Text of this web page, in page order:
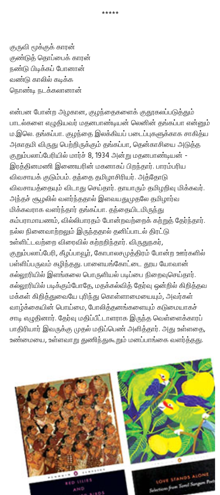
*****
குருவி மூக்குக் காரன்
குண்டுத் தொப்பைக் காரன்
நண்டு பிடிக்கப் போனான்
வண்டு காலில் கடிக்க
நொண்டி நடக்கலானான்
என்பன போன்ற அழகான, குழந்தைகளைக் குதூகலப்படுத்தும்
பாடல்களை எழுதியவர் மதனபாண்டியன் லெனின் தங்கப்பா என்னும்
ம.இலெ. தங்கப்பா. குழந்தை இலக்கியப் படைப்புகளுக்காக சாகித்ய
அகாதமி விருது பெற்றிருக்கும் தங்கப்பா, தென்காசியை அடுத்த
குறும்பலாப்பேரியில் மார்ச் 8, 1934 அன்று மதனபாண்டியன் -
இரத்தினமணி இணையரின் மகனாகப் பிறந்தார். பாரம்பரிய
விவசாயக் குடும்பம். தந்தை தமிழாசிரியர். அத்தோடு
விவசாயத்தையும் விடாது செய்தார். தாயாரும் தமிழறிவு மிக்கவர்.
அந்தச் சூழலில் வளர்ந்ததால் இளவயதுமுதலே தமிழார்வ
மிக்கவராக வளர்ந்தார் தங்கப்பா. தந்தையிடமிருந்து
கம்பராமாயணம், வில்லிபாரதம் போன்றவற்றைக் கற்றுத் தேர்ந்தார்.
நல்ல நினைவாற்றலும் இருந்ததால் தனிப்பாடல் திரட்டு
உள்ளிட்டவற்றை விரைவில் கற்றறிந்தார். விருதுநகர்,
குறும்பலாப்பேரி, கீழப்பாவூர், கோபாலசமுத்திரம் போன்ற ஊர்களில்
பள்ளிப்பருவம் கழிந்தது. பாளையங்கோட்டை தூய யோவான்
கல்லூரியில் இளங்கலை பொருளியல் படிப்பை நிறைவுசெய்தார்.
கல்லூரியில் படிக்கும்போதே, மதக்கல்வித் தேர்வு ஒன்றில் கிறித்தவ
மக்கள் கிறித்துவையே புரிந்து கொள்ளாமையையும், அவர்கள்
வாழ்க்கையின் பொய்மை, போலித்தனங்களையும் கடுமையாகச்
சாடி எழுதினார். தேர்வு மதிப்பீட்டாளராக இருந்த வெள்ளைக்காரப்
பாதிரியார் இவருக்கு முதல் மதிப்பெண் அளித்தார். அது உள்ளதை,
உண்மையை, உள்ளவாறு துணிந்துகூறும் மனப்பாங்கை வளர்த்தது.